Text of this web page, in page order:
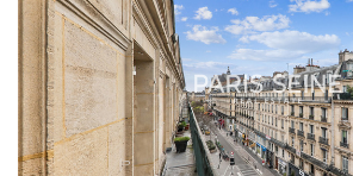
.............................................. Le Groupe PARIS SEINE, c'est 5 Agences au
Coeur de Paris !! et 3 Agences dans le 6ème arrondissement :
Agence Cherche-Midi - 59 rue du Cherche-
Sèvres/Vaneau - 85 rue de Sèvres - PARIS
Germain - 83 rue de Rennes - PARIS 6 (ACHAT - VENTE - LOCATION
- GESTION - SUCCESSION - ÉVALUATION